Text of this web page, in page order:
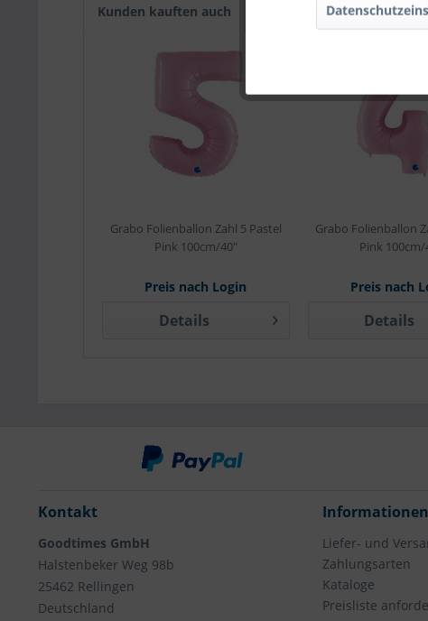
Kunden kauften auch Kunden haben sich
Grabo Folienballon Zahl 5 Pastel
Pink 100cm/40"
Preis nach Login
Details
Grabo Folienballon
Pink 100cm/
Preis nach
Details
Kontakt
Goodtimes GmbH
Halstenbeker Weg 98b
25462 Rellingen
Deutschland
Informationen
Liefer- und
Zahlungsarten
Kataloge
Preisliste